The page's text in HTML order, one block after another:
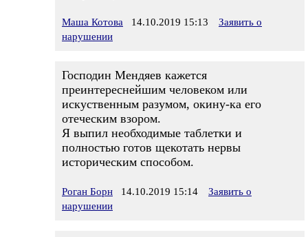
Маша Котова 14.10.2019 15:13
Заявить о
нарушении
Господин Мендяев кажется
преинтереснейшим человеком или
искуственным разумом, окину-ка его
отеческим взором.
Я выпил необходимые таблетки и
полностью готов щекотать нервы
историческим способом.
Роган Борн 14.10.2019 15:14
Заявить о
нарушении